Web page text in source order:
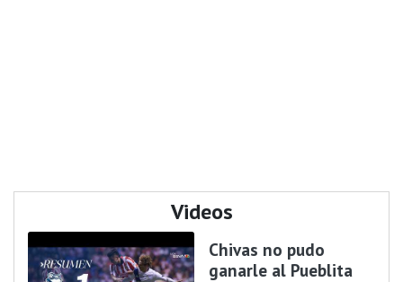
Videos
Chivas no pudo
ganarle al Pueblita